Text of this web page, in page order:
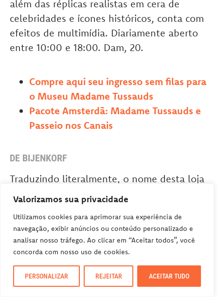
Valorizamos sua privacidade
Utilizamos cookies para aprimorar sua experiência de
navegação, exibir anúncios ou conteúdo personalizado e
analisar nosso tráfego. Ao clicar em “Aceitar todos”, você
concorda com nosso uso de cookies.
PERSONALIZAR REJEITAR ACEITAR TUDO
além das réplicas realistas em cera de
celebridades e ícones históricos, conta com
efeitos de multimídia. Diariamente aberto
entre 10:00 e 18:00. Dam, 20.
Compre aqui seu ingresso sem filas para
o Museu Madame Tussauds
Pacote Amsterdã: Madame Tussauds e
Passeio nos Canais
DE BIJENKORF
Traduzindo literalmente, o nome desta loja
de departamentos significa “a Colméia” em
holandês. A famosa cadeia de lojas da
Holanda foi fundada em 1870 e vende as
marcas mais caras e badaladas do planeta.
Então, se você está procurando algo
especial (e caro), certamente este é o lugar
para encontrar.